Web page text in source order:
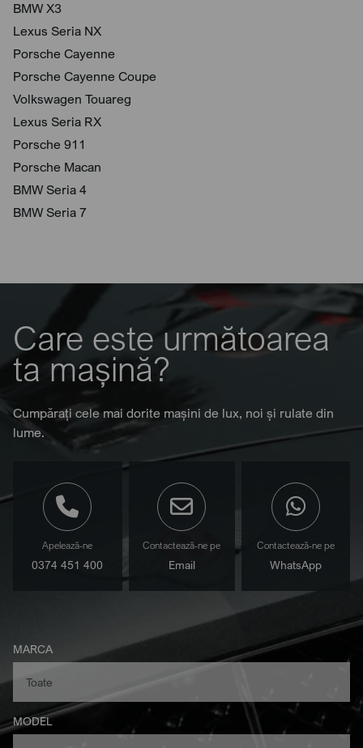
BMW X3
Lexus Seria NX
Porsche Cayenne
Porsche Cayenne Coupe
Volkswagen Touareg
Lexus Seria RX
Porsche 911
Porsche Macan
BMW Seria 4
BMW Seria 7
Care este următoarea
ta mașină?
Cumpărați cele mai dorite mașini de lux, noi și rulate din
lume.
Apelează-ne
0374 451 400
Contactează-ne pe
Email
Contactează-ne pe
WhatsApp
MARCA
MODEL